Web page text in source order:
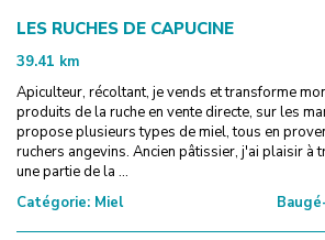
LES RUCHES DE CAPUCINE
39.41 km
Apiculteur, récoltant, je vends et transforme
produits de la ruche en vente directe, sur les
propose plusieurs types de miel, tous en
ruchers angevins. Ancien pâtissier, j'ai plaisir à
une partie de la ...
Catégorie: Miel